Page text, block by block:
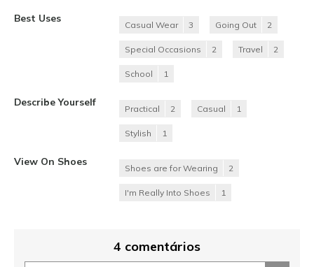
Best Uses
Casual Wear 3 Going Out 2
Special Occasions 2 Travel 2
School 1
Describe Yourself
Practical 2 Casual 1
Stylish 1
View On Shoes
Shoes are for Wearing 2
I'm Really Into Shoes 1
4 comentários